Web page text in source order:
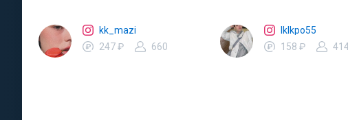
kk_mazi
247 ₽
660
lklkpo55
158 ₽